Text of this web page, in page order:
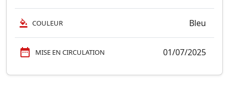
COULEUR Bleu
MISE EN CIRCULATION 01/07/2025